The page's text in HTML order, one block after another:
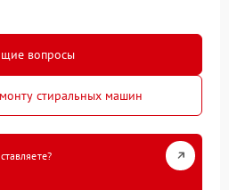
вопросы
стиральных машин